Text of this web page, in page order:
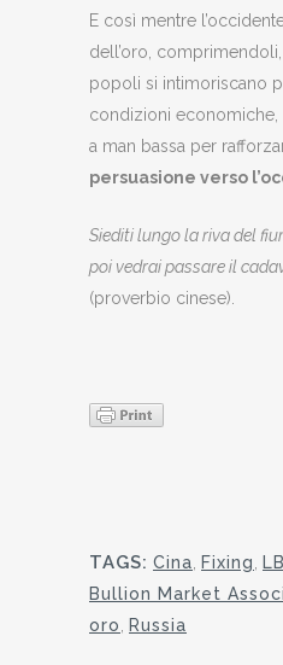
E così mentre
dell’oro,
popoli si intimoriscano
condizioni economiche,
a man bassa per
persuasione verso
Siediti lungo la riva del
poi vedrai passare il
(proverbio cinese).
TAGS: Cina Fixing
Bullion Market
oro Russia